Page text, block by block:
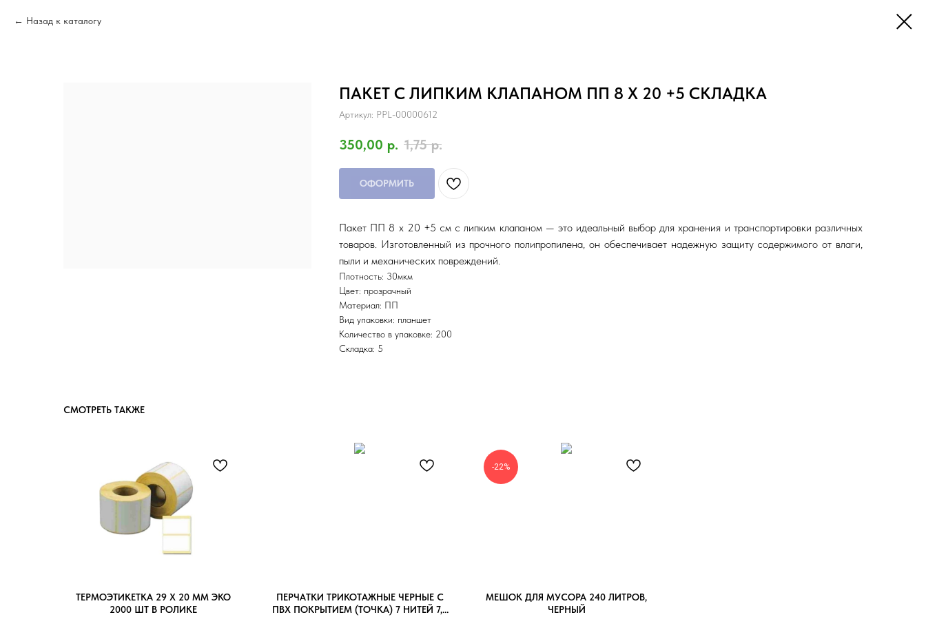
Назад к каталогу
ПАКЕТ С ЛИПКИМ КЛАПАНОМ ПП 8 Х 20 +5 СКЛАДКА
Артикул: PPL-00000612
350,00 р. 1,75 р.
ОФОРМИТЬ
Пакет ПП 8 х 20 +5 см с липким клапаном — это идеальный выбор для хранения и транспортировки различных
товаров. Изготовленный из прочного полипропилена, он обеспечивает надежную защиту содержимого от влаги,
пыли и механических повреждений.
Плотность: 30мкм
Цвет: прозрачный
Материал: ПП
Вид упаковки: планшет
Количество в упаковке: 200
Складка: 5
СМОТРЕТЬ ТАКЖЕ
ТЕРМОЭТИКЕТКА 29 Х 20 ММ ЭКО
2000 ШТ В РОЛИКЕ
ПЕРЧАТКИ ТРИКОТАЖНЫЕ ЧЕРНЫЕ С
ПВХ ПОКРЫТИЕМ (ТОЧКА) 7 НИТЕЙ 7,5
-22%
МЕШОК ДЛЯ МУСОРА 240 ЛИТРОВ,
ЧЕРНЫЙ